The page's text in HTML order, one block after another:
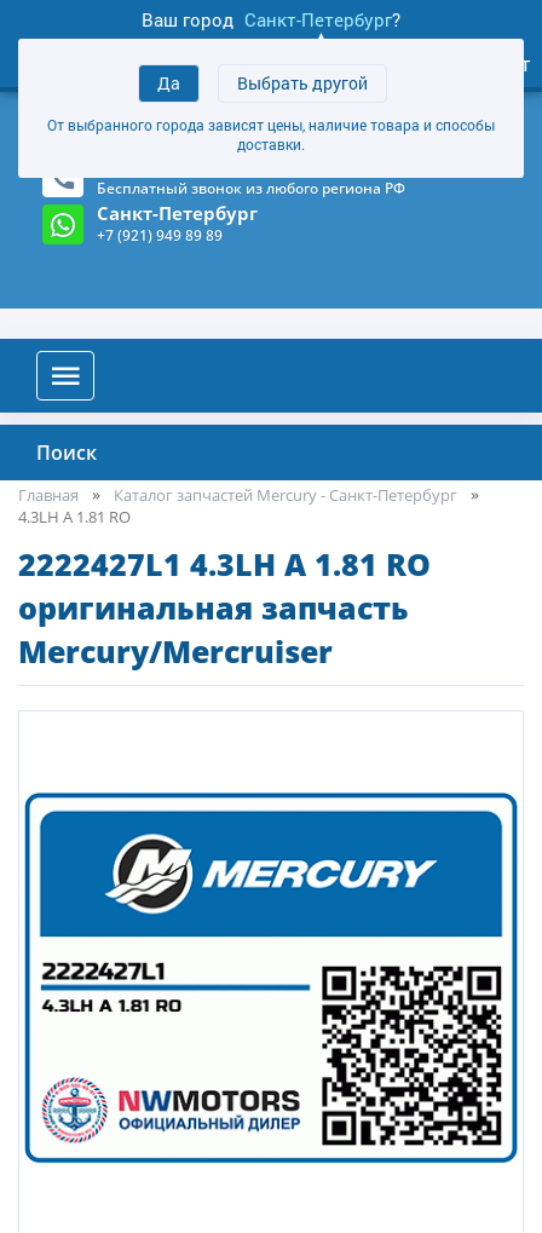
Ваш город Санкт-Петербург?
Да Выбрать другой
От выбранного города зависят цены, наличие товара и способы
доставки.
товаров
Личный кабинет
+7 (921) 949 89 89
Магазин и склад в Санкт-Петербурге (Карта)
Бесплатный звонок из любого региона РФ
Санкт-Петербург
+7 (921) 949 89 89
Поиск
Главная
Каталог запчастей Mercury - Санкт-Петербург
4.3LH A 1.81 RO
2222427L1 4.3LH A 1.81 RO
оригинальная запчасть
Mercury/Mercruiser